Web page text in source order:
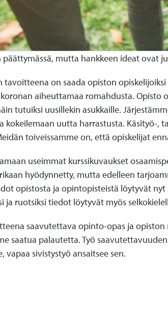
mutta hankkeen ideat ovat
tavoitteena on saada opiston
aiheuttamaa romahdusta.
tutuiksi uusillekin asukkaille.
kokeilemaan uutta harrastusta. Käsityö-
toiveissamme on, että opiskelijat
useimmat kurssikuvaukset
hyödynnetty, mutta edelleen
opistosta ja opintopisteistä löytyvät nyt
ja ruotsiksi tiedot löytyvät myös
saavutettava opinto-opas ja
saatua palautetta. Työ
vapaa sivistystyö ansaitsee sen.